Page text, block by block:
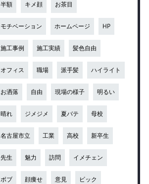
半額 キメ顔 お茶目
モチベーション ホームページ HP
施工事例 施工実績 髪色自由
オフィス 職場 派手髪 ハイライト
お洒落 自由 現場の様子 明るい
晴れ ジメジメ 夏バテ 母校
名古屋市立 工業 高校 新卒生
先生 魅力 訪問 イメチェン
ボブ 顔痩せ 意見 ビック